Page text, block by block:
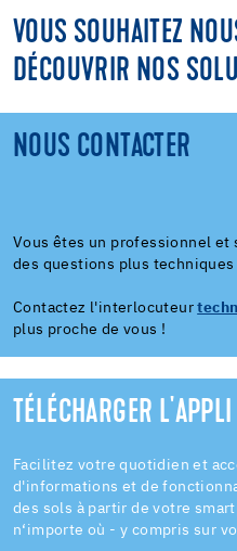
VOUS SOUHAITEZ
DÉCOUVRIR NOS
NOUS CONTACTER
Vous êtes un professionnel et
des questions plus techniques
Contactez l'interlocuteur
plus proche de vous !
TÉLÉCHARGER
Facilitez votre quotidien et
d'informations et de
des sols à partir de votre
n‘importe où - y compris sur